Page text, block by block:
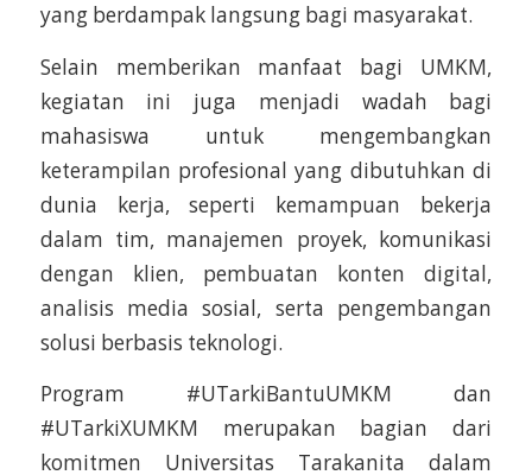
yang berdampak langsung bagi masyarakat.
Selain memberikan manfaat bagi UMKM,
kegiatan ini juga menjadi wadah bagi
mahasiswa untuk mengembangkan
keterampilan profesional yang dibutuhkan di
dunia kerja, seperti kemampuan bekerja
dalam tim, manajemen proyek, komunikasi
dengan klien, pembuatan konten digital,
analisis media sosial, serta pengembangan
solusi berbasis teknologi.
Program #UTarkiBantuUMKM dan
#UTarkiXUMKM merupakan bagian dari
komitmen Universitas Tarakanita dalam